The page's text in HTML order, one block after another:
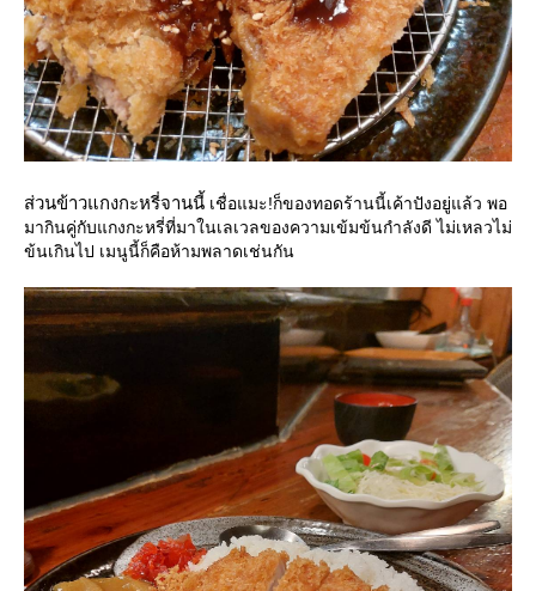
ส่วนข้าวแกงกะหรี่จานนี้ เชื่อแมะ!ก็ของทอดร้านนี้เค้าปังอยู่แล้ว พอ
มากินคู่กับแกงกะหรี่ที่มาในเลเวลของความเข้มข้นกำลังดี ไม่เหลวไม่
ข้นเกินไป เมนูนี้ก็คือห้ามพลาดเช่นกัน